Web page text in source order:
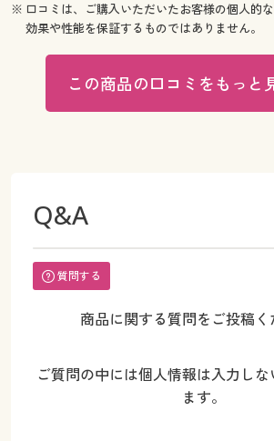
※ 口コミは、ご購入いただいたお客様の個人的
効果や性能を保証するものではありません。
この商品の口コミをもっと
Q&A
質問する
商品に関する質問をご投稿く
ご質問の中には個人情報は入力しな
ます。